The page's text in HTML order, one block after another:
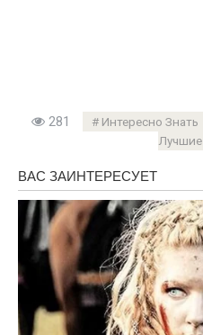
281 Интересно Знать